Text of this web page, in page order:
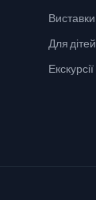
Виставки
Для дітей
Екскурсії